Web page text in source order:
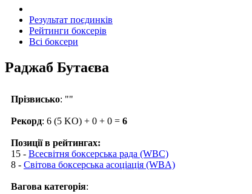
Результат поєдинків
Рейтинги боксерів
Всі боксери
Раджаб Бутаєва
Прізвисько: ""
Рекорд: 6 (5 KO) + 0 + 0 = 6
Позиції в рейтингах:
15 - Всесвітня боксерська рада (WBC)
8 - Світова боксерська асоціація (WBA)
Вагова категорія: